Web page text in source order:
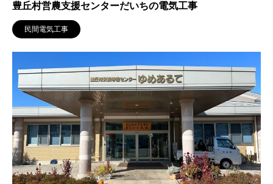
豊丘村営農支援センターだいちの電気工事
民間電気工事